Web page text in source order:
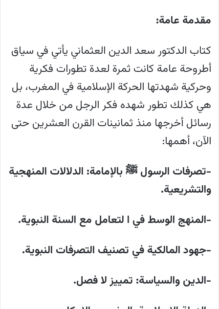
مقدمة عامة:
كتاب الدكتور سعد الدين العثماني يأتي في سياق
أطروحة عامة كانت ثمرة لعدة تطورات فكرية
وحركية شهدتها الحركة الإسلامية في المغرب، بل
هي كذلك تطور شهده فكر الرجل من خلال عدة
رسائل أخرجها منذ ثمانينات القرن العشرين حتى
الآن، أهمها:
-تصرفات الرسول ﷺ بالإمامة: الدلالات المنهجية
والتشريعية.
-المنهج الوسط في ا لتعامل مع السنة النبوية.
-جهود المالكية في تصنيف التصرفات النبوية.
-الدين والسياسة: تمييز لا فصل.